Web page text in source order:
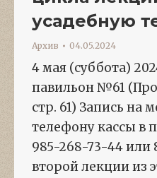
усадебную
Архив 04.05.2024
4 мая (суббота)
павильон №61
стр. 61) Запись на
телефону кассы в
985-268-73-44 или
второй лекции из